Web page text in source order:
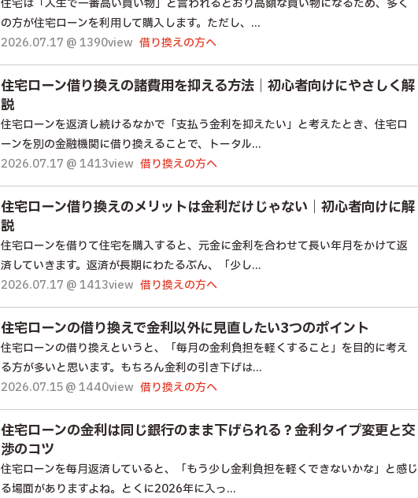
住宅は「人生で一番高い買い物」と言われるとおり高額な買い物になるため、多く
の方が住宅ローンを利用して購入します。ただし、...
2026.07.17 @ 1390view 借り換えの方へ
住宅ローン借り換えの諸費用を抑える方法｜初心者向けにやさしく解
説
住宅ローンを返済し続けるなかで「支払う金利を抑えたい」と考えたとき、住宅ロ
ーンを別の金融機関に借り換えることで、トータル...
2026.07.17 @ 1413view 借り換えの方へ
住宅ローン借り換えのメリットは金利だけじゃない｜初心者向けに解
説
住宅ローンを借りて住宅を購入すると、元金に金利を合わせて長い年月をかけて返
済していきます。返済が長期にわたるぶん、「少し...
2026.07.17 @ 1413view 借り換えの方へ
住宅ローンの借り換えで金利以外に見直したい3つのポイント
住宅ローンの借り換えというと、「毎月の金利負担を軽くすること」を目的に考え
る方が多いと思います。もちろん金利の引き下げは...
2026.07.15 @ 1440view 借り換えの方へ
住宅ローンの金利は同じ銀行のまま下げられる？金利タイプ変更と交
渉のコツ
住宅ローンを毎月返済していると、「もう少し金利負担を軽くできないかな」と感じ
る場面がありますよね。とくに2026年に入っ...